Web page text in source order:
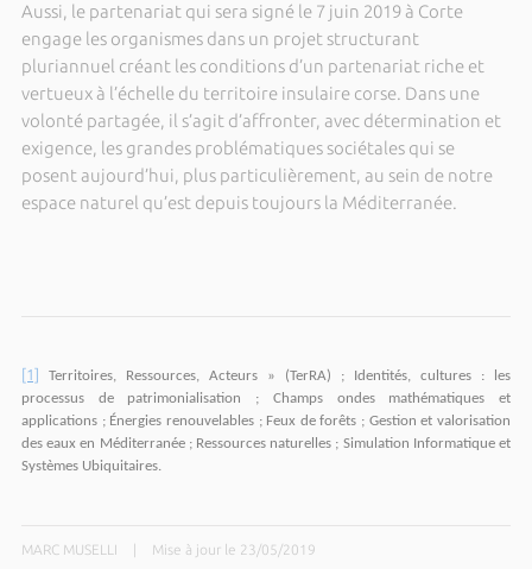
Aussi, le partenariat qui sera signé le 7 juin 2019 à Corte
engage les organismes dans un projet structurant
pluriannuel créant les conditions d’un partenariat riche et
vertueux à l’échelle du territoire insulaire corse. Dans une
volonté partagée, il s’agit d’affronter, avec détermination et
exigence, les grandes problématiques sociétales qui se
posent aujourd’hui, plus particulièrement, au sein de notre
espace naturel qu’est depuis toujours la Méditerranée.
[1]
Territoires, Ressources, Acteurs » (TerRA) ; Identités, cultures : les
processus de patrimonialisation ; Champs ondes mathématiques et
applications ; Énergies renouvelables ; Feux de forêts ; Gestion et valorisation
des eaux en Méditerranée ; Ressources naturelles ; Simulation Informatique et
Systèmes Ubiquitaires.
MARC MUSELLI Mise à jour le 23/05/2019